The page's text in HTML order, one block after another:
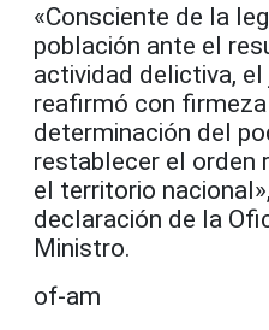
«Consciente de la
población ante el
actividad delictiva,
reafirmó con
determinación del
restablecer el orden
el territorio
declaración de la
Ministro.
of-am